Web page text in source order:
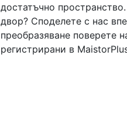
достатъчно
двор? Споделете с нас
преобразяване поверете
регистрирани в